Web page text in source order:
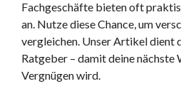
Fachgeschäfte bieten oft
an. Nutze diese Chance, um
vergleichen. Unser Artikel dient
Ratgeber – damit deine nächste
Vergnügen wird.